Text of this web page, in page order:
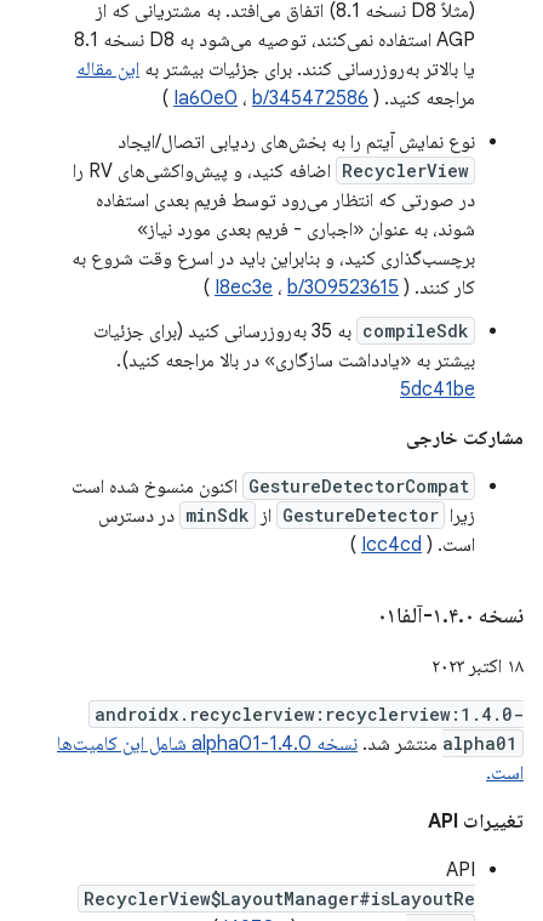
(مثلاً D8 نسخه 8.1) اتفاق می‌افتد. به مشتریانی که از
AGP استفاده نمی‌کنند، توصیه می‌شود به D8 نسخه 8.1
یا بالاتر به‌روزرسانی کنند. برای جزئیات بیشتر به این مقاله
مراجعه کنید. (
Ia60e0 ، b/345472586
)
نوع نمایش آیتم را به بخش‌های ردیابی اتصال/ایجاد
RecyclerView
اضافه کنید، و پیش‌واکشی‌های RV را
در صورتی که انتظار می‌رود توسط فریم بعدی استفاده
شوند، به عنوان «اجباری - فریم بعدی مورد نیاز»
برچسب‌گذاری کنید، و بنابراین باید در اسرع وقت شروع به
کار کنند. (
I8ec3e ، b/309523615
)
compileSdk
به 35 به‌روزرسانی کنید (برای جزئیات
بیشتر به «یادداشت سازگاری» در بالا مراجعه کنید).
5dc41be
مشارکت خارجی
GestureDetectorCompat اکنون منسوخ شده است
زیرا GestureDetector از minSdk در دسترس
است. ( Icc4cd
)
نسخه ۱ .۴.۰-آلفا۰۱
۱۸ اکتبر ۲۰۲۳
androidx.recyclerview:recyclerview:1.4.0-
alpha01 منتشر شد.
نسخه 1.4.0-alpha01 شامل این کامیت‌ها
است.
تغییرات API
API
RecyclerView$LayoutManager#isLayoutRe